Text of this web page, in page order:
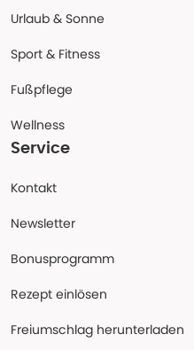
Urlaub & Sonne
Sport & Fitness
Fußpflege
Wellness
Service
Kontakt
Newsletter
Bonusprogramm
Rezept einlösen
Freiumschlag herunterladen